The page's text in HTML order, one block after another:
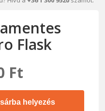
Flask
Ft
helyezés